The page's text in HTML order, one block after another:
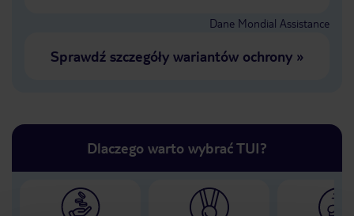
Dane Mondial Assistance
Sprawdź szczegóły wariantów ochrony»
Dlaczego warto wybrać TUI?